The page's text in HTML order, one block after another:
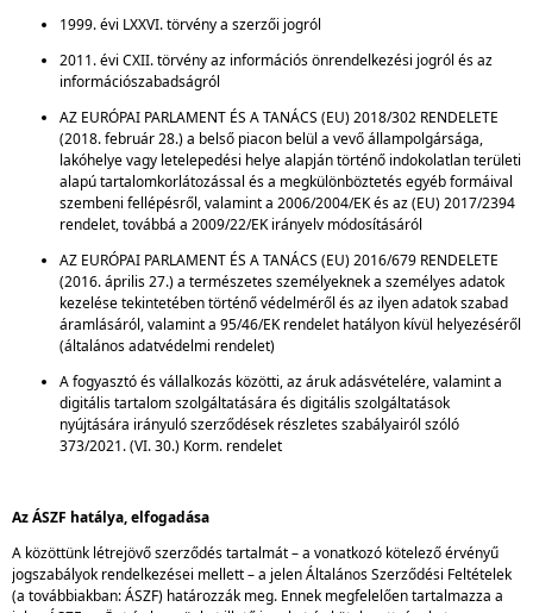
1999. évi LXXVI. törvény a szerzői jogról
2011. évi CXII. törvény az információs önrendelkezési jogról és az
információszabadságról
AZ EURÓPAI PARLAMENT ÉS A TANÁCS (EU) 2018/302 RENDELETE
(2018. február 28.) a belső piacon belül a vevő állampolgársága,
lakóhelye vagy letelepedési helye alapján történő indokolatlan területi
alapú tartalomkorlátozással és a megkülönböztetés egyéb formáival
szembeni fellépésről, valamint a 2006/2004/EK és az (EU) 2017/2394
rendelet, továbbá a 2009/22/EK irányelv módosításáról
AZ EURÓPAI PARLAMENT ÉS A TANÁCS (EU) 2016/679 RENDELETE
(2016. április 27.) a természetes személyeknek a személyes adatok
kezelése tekintetében történő védelméről és az ilyen adatok szabad
áramlásáról, valamint a 95/46/EK rendelet hatályon kívül helyezéséről
(általános adatvédelmi rendelet)
A fogyasztó és vállalkozás közötti, az áruk adásvételére, valamint a
digitális tartalom szolgáltatására és digitális szolgáltatások
nyújtására irányuló szerződések részletes szabályairól szóló
373/2021. (VI. 30.) Korm. rendelet
Az ÁSZF hatálya, elfogadása
A közöttünk létrejövő szerződés tartalmát – a vonatkozó kötelező érvényű
jogszabályok rendelkezései mellett – a jelen Általános Szerződési Feltételek
(a továbbiakban: ÁSZF) határozzák meg. Ennek megfelelően tartalmazza a